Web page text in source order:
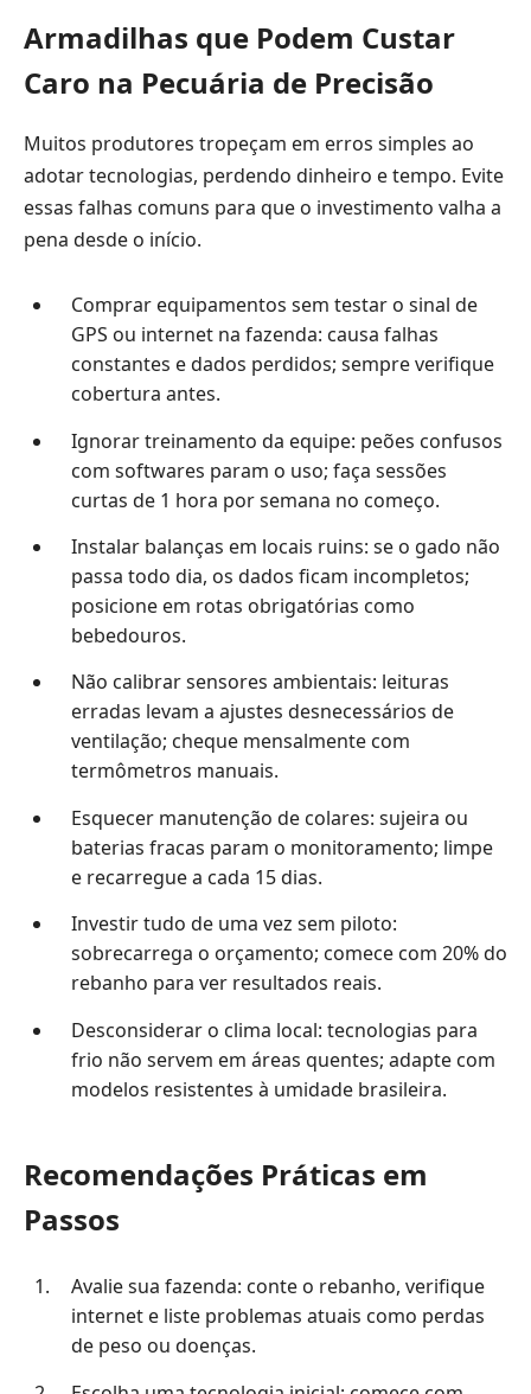
Armadilhas que Podem Custar
Caro na Pecuária de Precisão
Muitos produtores tropeçam em erros simples ao
adotar tecnologias, perdendo dinheiro e tempo. Evite
essas falhas comuns para que o investimento valha a
pena desde o início.
Comprar equipamentos sem testar o sinal de
GPS ou internet na fazenda: causa falhas
constantes e dados perdidos; sempre verifique
cobertura antes.
Ignorar treinamento da equipe: peões confusos
com softwares param o uso; faça sessões
curtas de 1 hora por semana no começo.
Instalar balanças em locais ruins: se o gado não
passa todo dia, os dados ficam incompletos;
posicione em rotas obrigatórias como
bebedouros.
Não calibrar sensores ambientais: leituras
erradas levam a ajustes desnecessários de
ventilação; cheque mensalmente com
termômetros manuais.
Esquecer manutenção de colares: sujeira ou
baterias fracas param o monitoramento; limpe
e recarregue a cada 15 dias.
Investir tudo de uma vez sem piloto:
sobrecarrega o orçamento; comece com 20% do
rebanho para ver resultados reais.
Desconsiderar o clima local: tecnologias para
frio não servem em áreas quentes; adapte com
modelos resistentes à umidade brasileira.
Recomendações Práticas em
Passos
Avalie sua fazenda: conte o rebanho, verifique
internet e liste problemas atuais como perdas
de peso ou doenças.